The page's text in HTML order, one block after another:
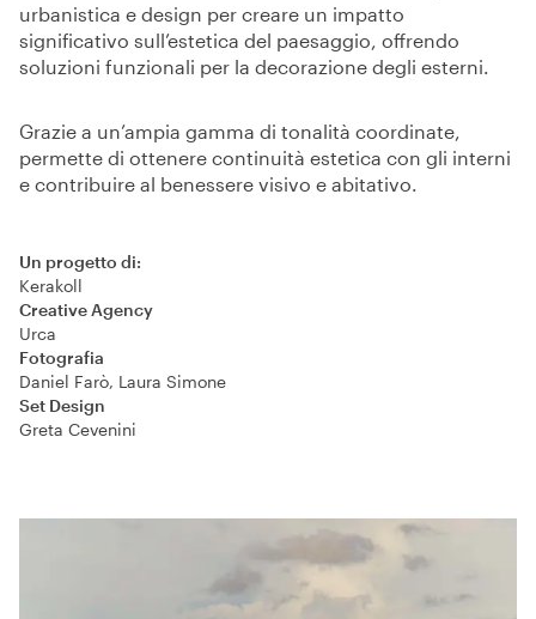
Un progetto di:
Kerakoll
Creative Agency
Urca
Fotografia
Daniel Farò, Laura Simone
Set Design
Greta Cevenini
urbanistica e design per creare un impatto
significativo sull’estetica del paesaggio, offrendo
soluzioni funzionali per la decorazione degli esterni.
Grazie a un’ampia gamma di tonalità coordinate,
permette di ottenere continuità estetica con gli interni
e contribuire al benessere visivo e abitativo.